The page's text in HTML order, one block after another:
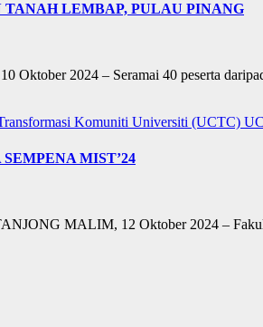
LEMBAP, PULAU PINANG
2024 – Seramai 40 peserta
Komuniti Universiti (UCTC)
MIST’24
MALIM, 12 Oktober 2024 –